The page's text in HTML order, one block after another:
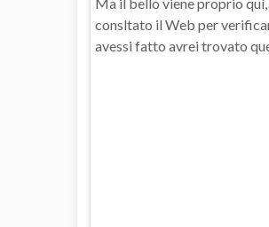
Ma il bello viene proprio
consltato il Web per
avessi fatto avrei trovato